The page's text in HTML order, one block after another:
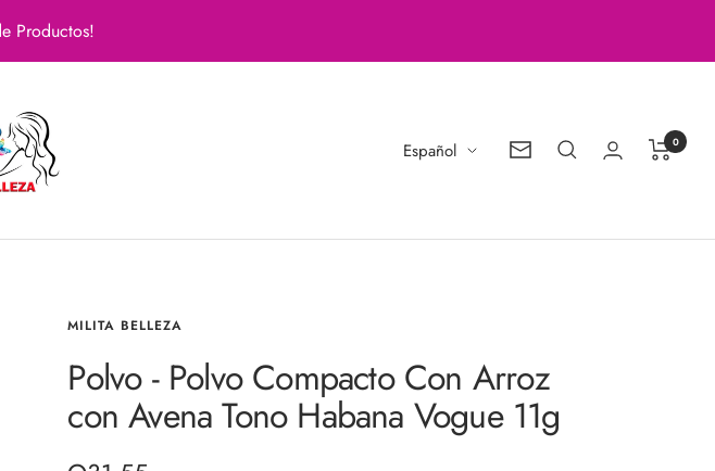
Productos!
Idioma
Español
Boletín
0
MILITA BELLEZA
Polvo - Polvo Compacto Con Arroz
con Avena Tono Habana Vogue 11g